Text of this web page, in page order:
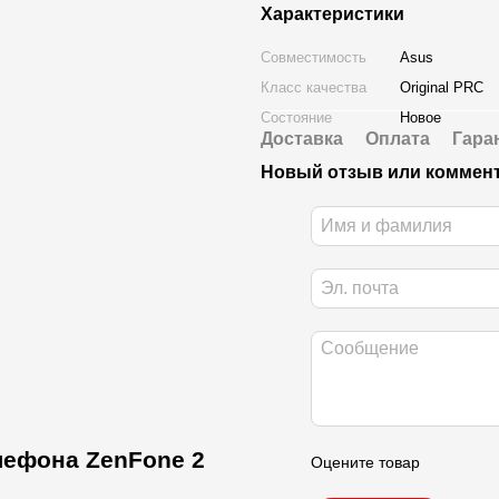
ZenFone 2
Характеристики
Совместимость
Asus
Класс качества
Original PRC
Состояние
Новое
Доставка Оплата
Новый отзыв или
Оцените товар